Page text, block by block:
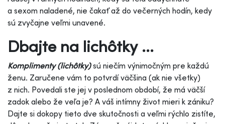
a sexom naladené, nie čakať až do večerných hodín, kedy
sú zvyčajne veľmi unavené.
Dbajte na lichôtky ...
Komplimenty (lichôtky)sú niečím výnimočným pre každú
ženu. Zaručene vám to potvrdí väčšina (ak nie všetky)
z nich. Povedali ste jej v poslednom období, že má väčší
zadok alebo že veľa je? A váš intímny život mieri k zániku?
Dajte si dokopy tieto dve skutočnosti a veľmi rýchlo zistíte,